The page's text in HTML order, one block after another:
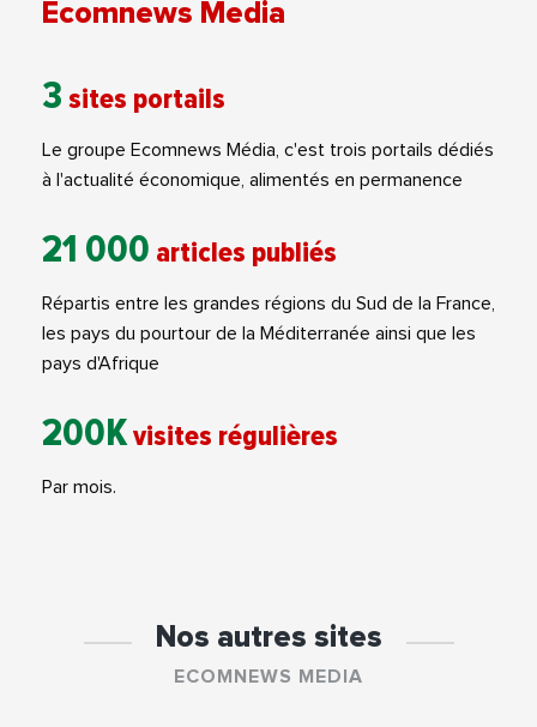
Ecomnews Media
3 sites portails
Le groupe Ecomnews Média, c'est trois portails dédiés
à l'actualité économique, alimentés en permanence
21 000 articles publiés
Répartis entre les grandes régions du Sud de la France,
les pays du pourtour de la Méditerranée ainsi que les
pays d'Afrique
200Kvisites régulières
Par mois.
Nos autres sites
ECOMNEWS MEDIA